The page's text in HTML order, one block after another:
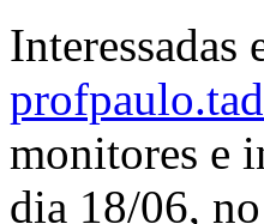
Interessadas
monitores e
dia 18/06,